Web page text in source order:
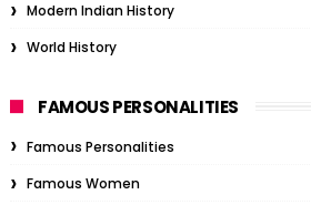
Modern Indian History
World History
FAMOUS PERSONALITIES
Famous Personalities
Famous Women